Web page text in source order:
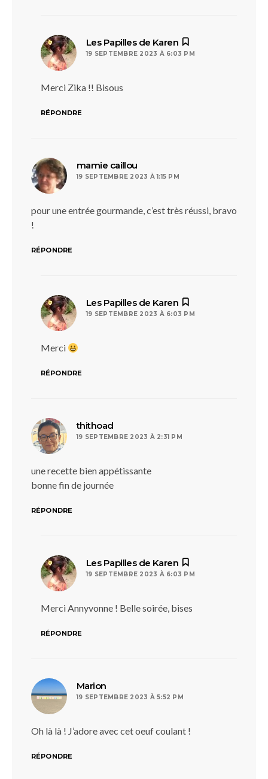
Les Papilles de Karen
19 SEPTEMBRE 2023 À 6:03 PM
Merci Zika !! Bisous
RÉPONDRE
mamie caillou
19 SEPTEMBRE 2023 À 1:15 PM
pour une entrée gourmande, c’est très réussi, bravo
!
RÉPONDRE
Les Papilles de Karen
19 SEPTEMBRE 2023 À 6:03 PM
Merci
RÉPONDRE
thithoad
19 SEPTEMBRE 2023 À 2:31 PM
une recette bien appétissante
bonne fin de journée
RÉPONDRE
Les Papilles de Karen
19 SEPTEMBRE 2023 À 6:03 PM
Merci Annyvonne ! Belle soirée, bises
RÉPONDRE
Marion
19 SEPTEMBRE 2023 À 5:52 PM
Oh là là ! J’adore avec cet oeuf coulant !
RÉPONDRE